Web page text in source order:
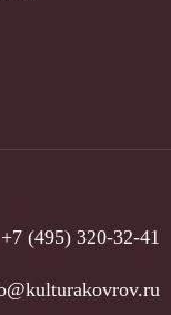
+7 (495) 320-32-41